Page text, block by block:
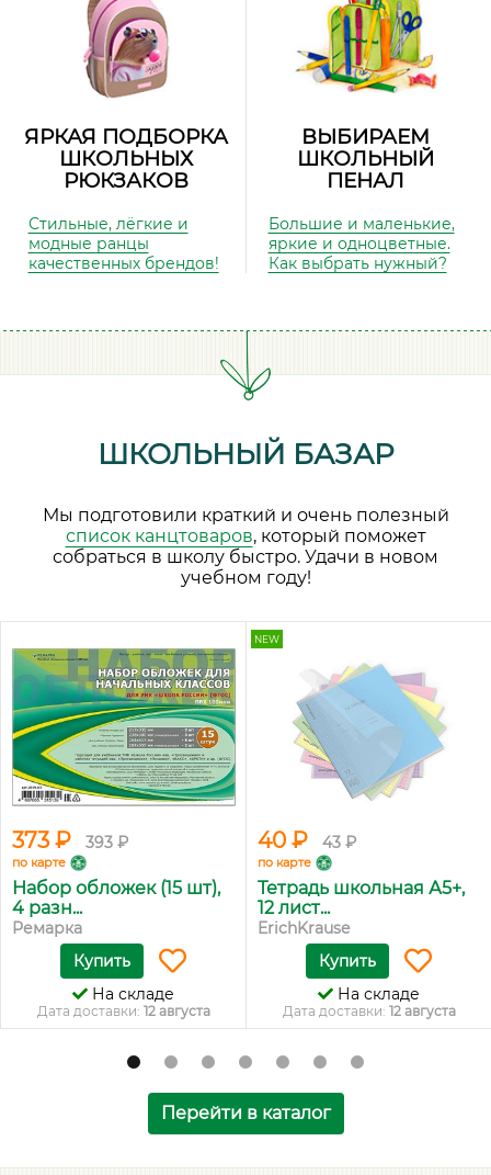
ЯРКАЯ ПОДБОРКА
ШКОЛЬНЫХ
РЮКЗАКОВ
Стильные, лёгкие и
модные ранцы
качественных брендов!
ВЫБИРАЕМ
ШКОЛЬНЫЙ
ПЕНАЛ
Большие и маленькие,
яркие и одноцветные.
Как выбрать нужный?
ШКОЛЬНЫЙ БАЗАР
Мы подготовили краткий и очень полезный
список канцтоваров, который поможет
собраться в школу быстро. Удачи в новом
учебном году!
373 ₽ 393 ₽
по карте
Набор обложек (15 шт),
4 разн...
Ремарка
Купить
На складе
Дата доставки: 12 августа
NEW
40 ₽ 43 ₽
по карте
Тетрадь школьная А5+,
12 лист...
ErichKrause
Купить
На складе
Дата доставки: 12 августа
Перейти в каталог